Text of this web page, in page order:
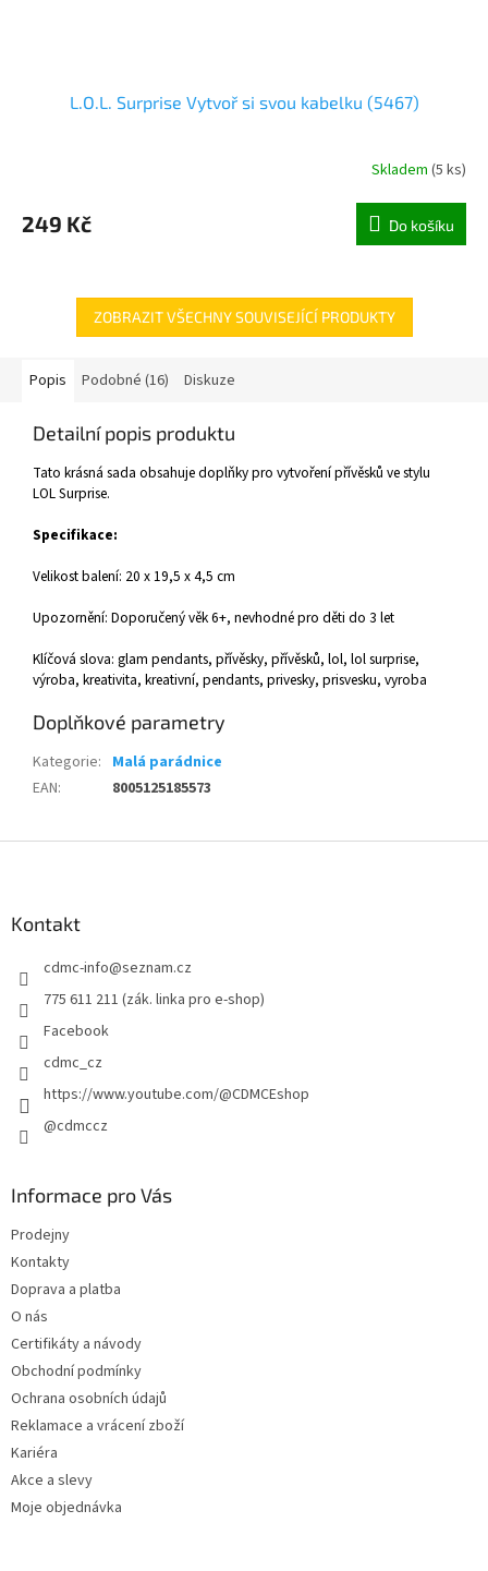
L.O.L. Surprise Vytvoř si svou kabelku (5467)
Skladem (5 ks)
249 Kč Do košíku
ZOBRAZIT VŠECHNY SOUVISEJÍCÍ PRODUKTY
Popis Podobné (16) Diskuze
Detailní popis produktu
Tato krásná sada obsahuje doplňky pro vytvoření přívěsků ve stylu
LOL Surprise.
Specifikace:
Velikost balení: 20 x 19,5 x 4,5 cm
Upozornění: Doporučený věk 6+, nevhodné pro děti do 3 let
Klíčová slova: glam pendants, přívěsky, přívěsků, lol, lol surprise,
výroba, kreativita, kreativní, pendants, privesky, prisvesku, vyroba
Doplňkové parametry
Kategorie: Malá parádnice
EAN: 8005125185573
Kontakt
cdmc-info@seznam.cz
775 611 211 (zák. linka pro e-shop)
Facebook
cdmc_cz
https://www.youtube.com/@CDMCEshop
@cdmccz
Informace pro Vás
Prodejny
Kontakty
Doprava a platba
O nás
Certifikáty a návody
Obchodní podmínky
Ochrana osobních údajů
Reklamace a vrácení zboží
Kariéra
Akce a slevy
Moje objednávka